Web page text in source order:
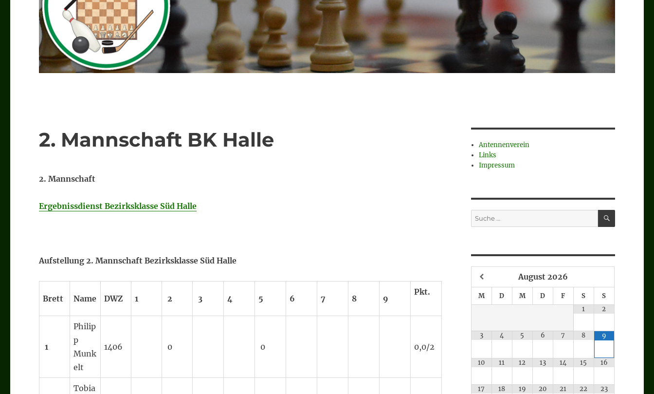
2. Mannschaft BK Halle
2. Mannschaft
Ergebnissdienst Bezirksklasse Süd Halle
Aufstellung 2. Mannschaft Bezirksklasse Süd Halle
Brett Name DWZ 1 2 3 4 5 6 7 8 9
Pkt.
1
Philip
p
Munk
elt
1406 0 0 0,0/2
Tobia
Antennenverein
Links
Impressum
Suche
nach:
SUCHEN
August 2026
M D M D F S
S
1
2
3 4 5 6 7 8 9
10 11 12 13 14 15 16
17 18 19 20 21 22 23